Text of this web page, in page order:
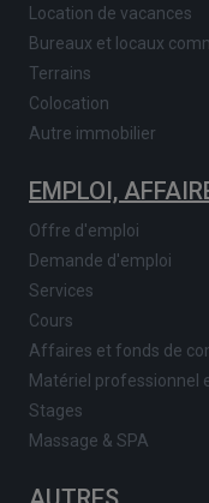
Location de vacances
Bureaux et locaux
Terrains
Colocation
Autre immobilier
EMPLOI,
Offre d'emploi
Demande d'emploi
Services
Cours
Affaires et fonds de
Matériel professionnel
Stages
Massage & SPA